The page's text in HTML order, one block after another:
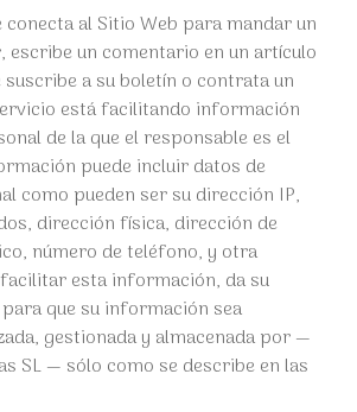
conecta al Sitio Web para mandar un
escribe un comentario en un artículo
suscribe a su boletín o contrata un
está facilitando información
de la que el responsable es el
puede incluir datos de
como pueden ser su dirección IP,
dirección física, dirección de
número de teléfono, y otra
esta información, da su
que su información sea
gestionada y almacenada por —
SL — sólo como se describe en las